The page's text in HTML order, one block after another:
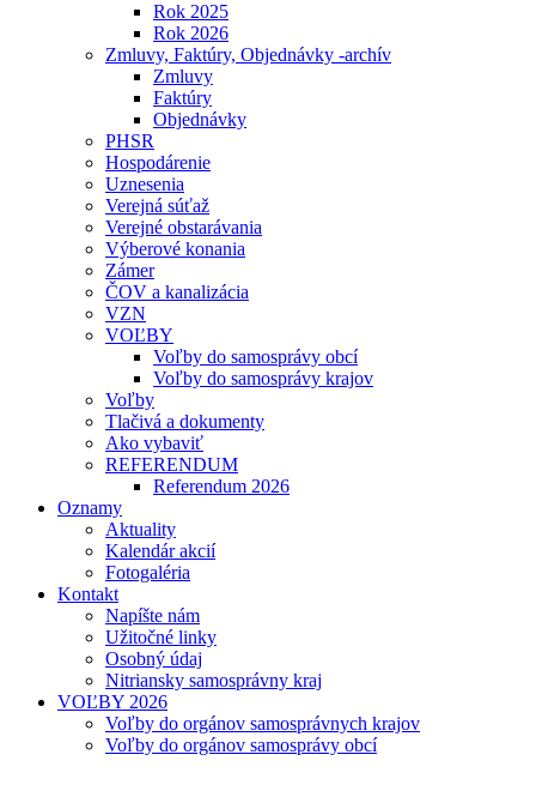
Rok 2025
Rok 2026
Zmluvy, Faktúry, Objednávky -archív
Zmluvy
Faktúry
Objednávky
PHSR
Hospodárenie
Uznesenia
Verejná súťaž
Verejné obstarávania
Výberové konania
Zámer
ČOV a kanalizácia
VZN
VOĽBY
Voľby do samosprávy obcí
Voľby do samosprávy krajov
Voľby
Tlačivá a dokumenty
Ako vybaviť
REFERENDUM
Referendum 2026
Oznamy
Aktuality
Kalendár akcií
Fotogaléria
Kontakt
Napíšte nám
Užitočné linky
Osobný údaj
Nitriansky samosprávny kraj
VOĽBY 2026
Voľby do orgánov samosprávnych krajov
Voľby do orgánov samosprávy obcí